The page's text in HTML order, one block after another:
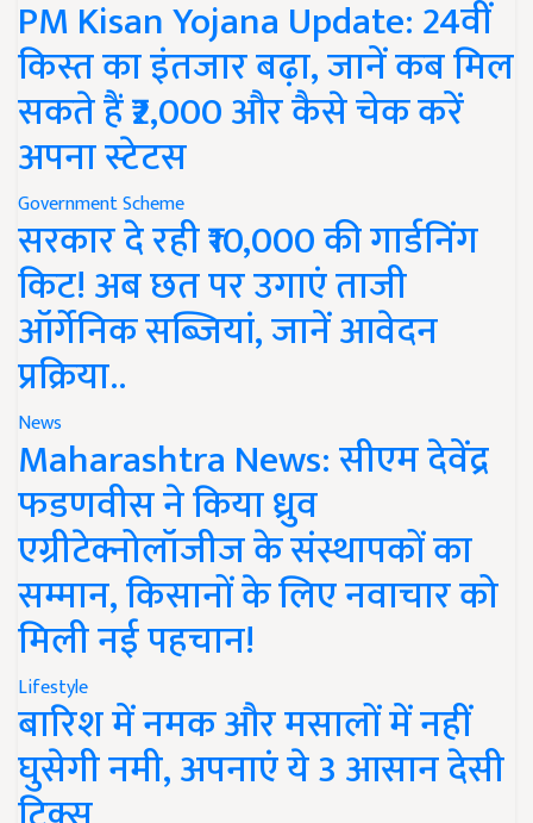
PM Kisan Yojana Update: 24वीं
किस्त का इंतजार बढ़ा, जानें कब मिल
सकते हैं ₹2,000 और कैसे चेक करें
अपना स्टेटस
Government Scheme
सरकार दे रही ₹10,000 की गार्डनिंग
किट! अब छत पर उगाएं ताजी
ऑर्गेनिक सब्जियां, जानें आवेदन
प्रक्रिया..
News
Maharashtra News: सीएम देवेंद्र
फडणवीस ने किया ध्रुव
एग्रीटेक्नोलॉजीज के संस्थापकों का
सम्मान, किसानों के लिए नवाचार को
मिली नई पहचान!
Lifestyle
बारिश में नमक और मसालों में नहीं
घुसेगी नमी, अपनाएं ये 3 आसान देसी